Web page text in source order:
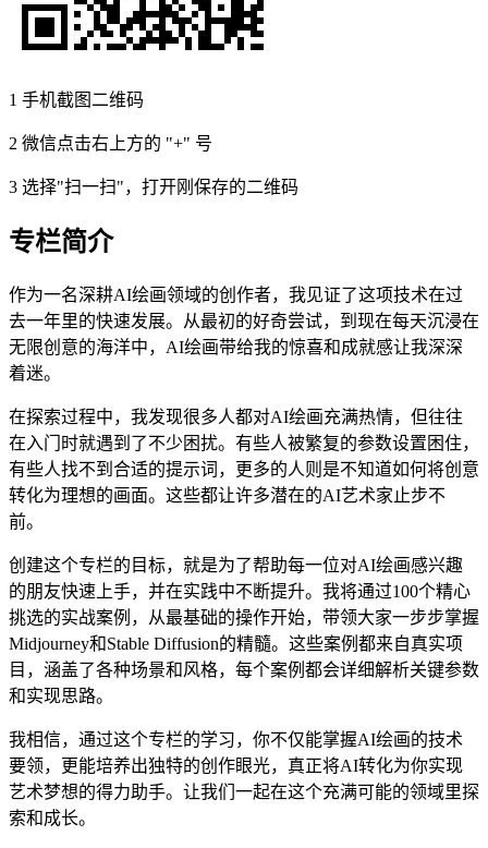
1 手机截图二维码
2 微信点击右上方的 "+" 号
3 选择"扫一扫"，打开刚保存的二维码
专栏简介
作为一名深耕AI绘画领域的创作者，我见证了这项技术在过
去一年里的快速发展。从最初的好奇尝试，到现在每天沉浸在
无限创意的海洋中，AI绘画带给我的惊喜和成就感让我深深
着迷。
在探索过程中，我发现很多人都对AI绘画充满热情，但往往
在入门时就遇到了不少困扰。有些人被繁复的参数设置困住，
有些人找不到合适的提示词，更多的人则是不知道如何将创意
转化为理想的画面。这些都让许多潜在的AI艺术家止步不
前。
创建这个专栏的目标，就是为了帮助每一位对AI绘画感兴趣
的朋友快速上手，并在实践中不断提升。我将通过100个精心
挑选的实战案例，从最基础的操作开始，带领大家一步步掌握
Midjourney和Stable Diffusion的精髓。这些案例都来自真实项
目，涵盖了各种场景和风格，每个案例都会详细解析关键参数
和实现思路。
我相信，通过这个专栏的学习，你不仅能掌握AI绘画的技术
要领，更能培养出独特的创作眼光，真正将AI转化为你实现
艺术梦想的得力助手。让我们一起在这个充满可能的领域里探
索和成长。